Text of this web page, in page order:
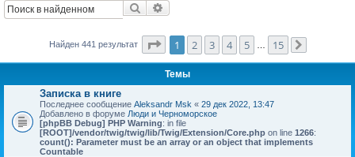
Поиск
Найден 441 результат Страница1 из
1 2 3 4 5 15
Темы
Записка в книге
Последнее сообщение Aleksandr Msk « 29 дек 2022, 13:47
Добавлено в форуме Люди и Черноморское
[phpBB Debug] PHP Warning: in file
[ROOT]/vendor/twig/twig/lib/Twig/Extension/Core.php on line 1266:
count(): Parameter must be an array or an object that implements
Countable